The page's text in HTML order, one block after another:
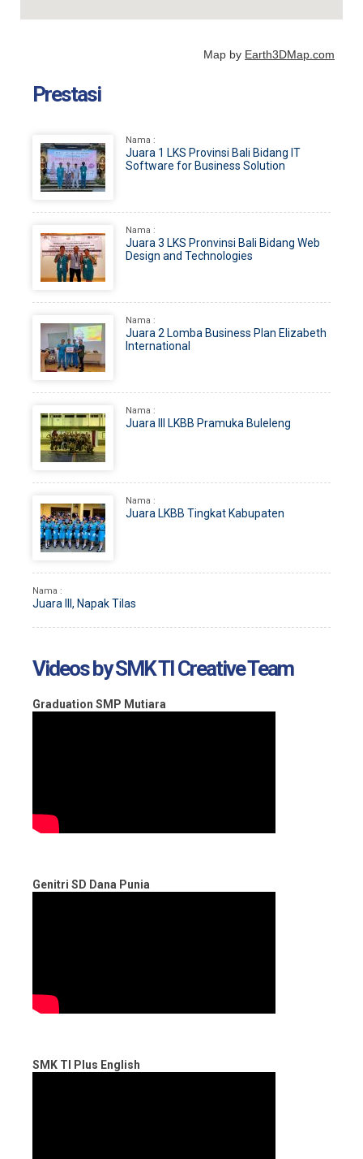
Map by Earth3DMap.com
Prestasi
Nama :
Juara 1 LKS Provinsi Bali Bidang IT
Software for Business Solution
Nama :
Juara 3 LKS Pronvinsi Bali Bidang Web
Design and Technologies
Nama :
Juara 2 Lomba Business Plan Elizabeth
International
Nama :
Juara III LKBB Pramuka Buleleng
Nama :
Juara LKBB Tingkat Kabupaten
Nama :
Juara III, Napak Tilas
Videos by SMK TI Creative Team
Graduation SMP Mutiara
Genitri SD Dana Punia
SMK TI Plus English